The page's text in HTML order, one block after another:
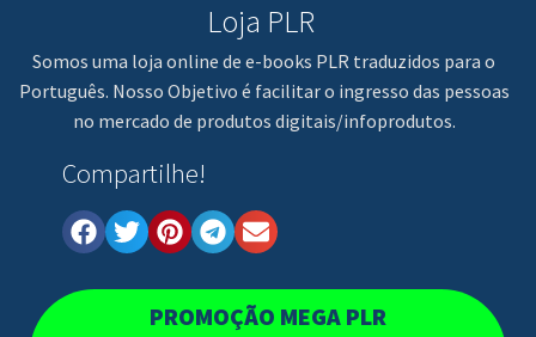
Loja PLR
Somos uma loja online de e-books PLR traduzidos para o
Português. Nosso Objetivo é facilitar o ingresso das pessoas
no mercado de produtos digitais/infoprodutos.
Compartilhe!
PROMOÇÃO MEGA PLR